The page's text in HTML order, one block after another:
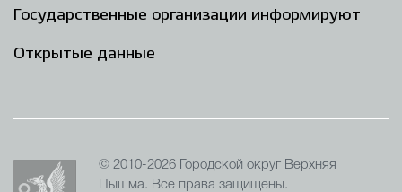
Государственные организации информируют
Открытые данные
© 2010-2026 Городской округ Верхняя
Пышма. Все права защищены.